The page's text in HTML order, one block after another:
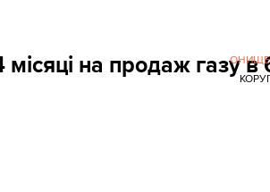
на продаж газу в